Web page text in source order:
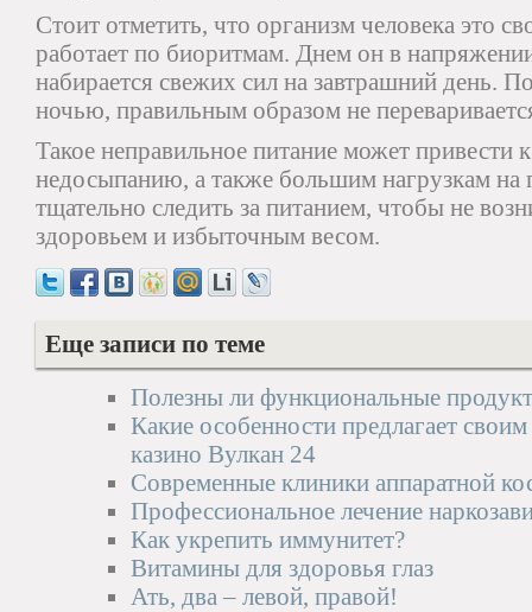
Стоит отметить, что организм человека это
работает по биоритмам. Днем он в
набирается свежих сил на завтрашний день.
ночью, правильным образом не
Такое неправильное питание может
недосыпанию, а также большим нагрузкам
тщательно следить за питанием, чтобы не
здоровьем и избыточным весом.
Еще записи по теме
Полезны ли функциональные
Какие особенности предлагает
казино Вулкан 24
Современные клиники аппаратной
Профессиональное лечение
Как укрепить иммунитет?
Витамины для здоровья глаз
Ать, два – левой, правой!